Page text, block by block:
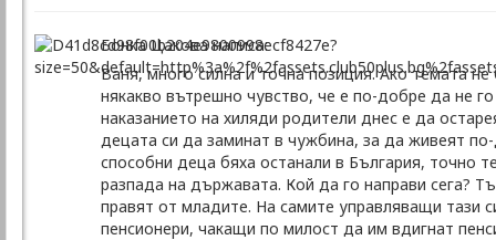
Бонка Цакова написа:
Ваня, много силна и точна позиция. Ако темата
някакво вътрешно чувство, че е по-добре да не
наказанието на хиляди родители днес е да
децата си да заминат в чужбина, за да живеят
способни деца бяха останали в България, точно
разпада на държавата. Кой да го направи сега?
правят от младите. На самите управляващи тази
пенсионери, чакащи по милост да им вдигнат